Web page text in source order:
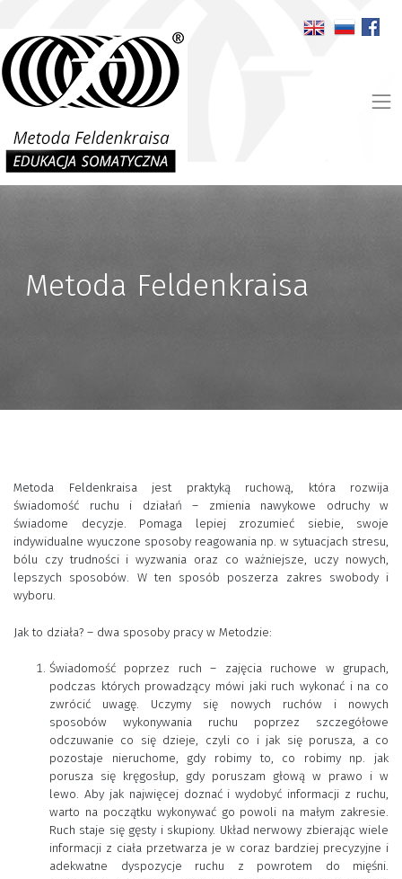
content
Metoda Feldenkraisa
Metoda Feldenkraisa jest praktyką ruchową, która rozwija
świadomość ruchu i działań – zmienia nawykowe odruchy w
świadome decyzje. Pomaga lepiej zrozumieć siebie, swoje
indywidualne wyuczone sposoby reagowania np. w sytuacjach stresu,
bólu czy trudności i wyzwania oraz co ważniejsze, uczy nowych,
lepszych sposobów. W ten sposób poszerza zakres swobody i
wyboru.
Jak to działa? – dwa sposoby pracy w Metodzie:
Świadomość poprzez ruch – zajęcia ruchowe w grupach,
podczas których prowadzący mówi jaki ruch wykonać i na co
zwrócić uwagę. Uczymy się nowych ruchów i nowych
sposobów wykonywania ruchu poprzez szczegółowe
odczuwanie co się dzieje, czyli co i jak się porusza, a co
pozostaje nieruchome, gdy robimy to, co robimy np. jak
porusza się kręgosłup, gdy poruszam głową w prawo i w
lewo. Aby jak najwięcej doznać i wydobyć informacji z ruchu,
warto na początku wykonywać go powoli na małym zakresie.
Ruch staje się gęsty i skupiony. Układ nerwowy zbierając wiele
informacji z ciała przetwarza je w coraz bardziej precyzyjne i
adekwatne dyspozycje ruchu z powrotem do mięśni.